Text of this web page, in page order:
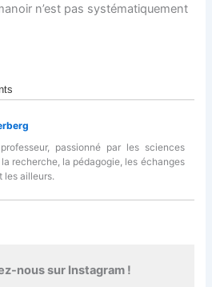
n’est pas systématiquement
passionné par les sciences
recherche, la pédagogie, les échanges
les ailleurs.
nous sur Instagram !